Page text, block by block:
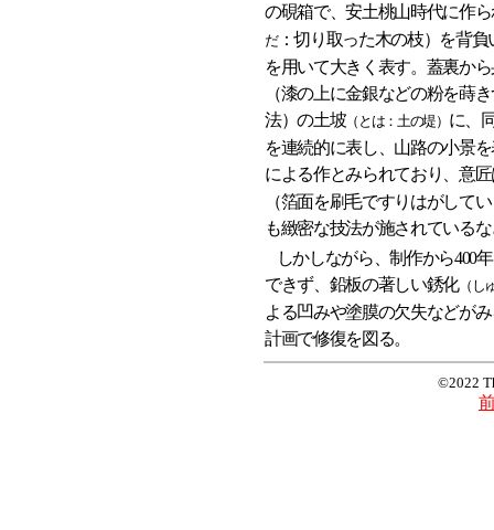
の硯箱で、安土桃山時代に作
だ：切り取った木の枝）を背
を用いて大きく表す。蓋裏か
（漆の上に金銀などの粉を蒔
法）の土坡（とは：土の堤） に、
を連続的に表し、山路の小景
による作とみられており、意
（箔面を刷毛ですりはがして
も緻密な技法が施されている
しかしながら、制作から400
できず、鉛板の著しい銹化（し
よる凹みや塗膜の欠失などが
計画で修復を図る。
©2022